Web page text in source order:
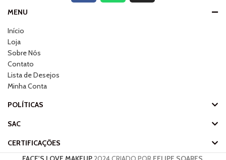
MENU
Início
Loja
Sobre Nós
Contato
Lista de Desejos
Minha Conta
POLÍTICAS
SAC
CERTIFICAÇÕES